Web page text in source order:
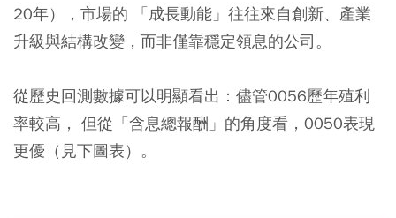
20年），市場的 「成長動能」往往來自創新、產業
升級與結構改變，而非僅靠穩定領息的公司。
從歷史回測數據可以明顯看出：儘管0056歷年殖利
率較高， 但從「含息總報酬」的角度看，0050表現
更優（見下圖表）。